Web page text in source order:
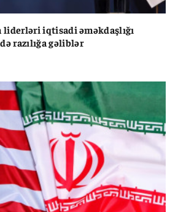
liderləri iqtisadi əməkdaşlığı
razılığa gəliblər